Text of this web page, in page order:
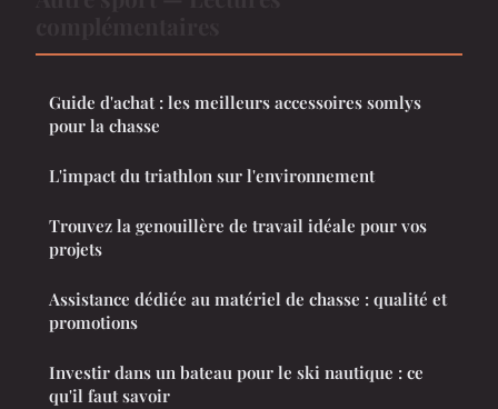
Guide d'achat : les meilleurs accessoires somlys
pour la chasse
L'impact du triathlon sur l'environnement
Trouvez la genouillère de travail idéale pour vos
projets
Assistance dédiée au matériel de chasse : qualité et
promotions
Investir dans un bateau pour le ski nautique : ce
qu'il faut savoir